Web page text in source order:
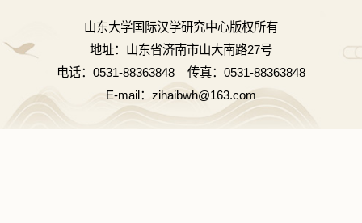
山东大学国际汉学研究中心版权所有
地址：山东省济南市山大南路27号
电话：0531-88363848 传真：0531-88363848
E-mail：zihaibwh@163.com